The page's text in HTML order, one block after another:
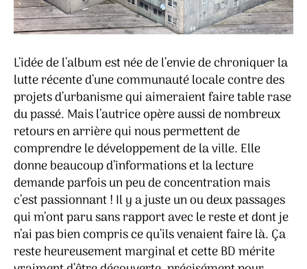
L’idée de l’album est née de l’envie de chroniquer la
lutte récente d’une communauté locale contre des
projets d’urbanisme qui aimeraient faire table rase
du passé. Mais l’autrice opère aussi de nombreux
retours en arrière qui nous permettent de
comprendre le développement de la ville. Elle
donne beaucoup d’informations et la lecture
demande parfois un peu de concentration mais
c’est passionnant ! Il y a juste un ou deux passages
qui m’ont paru sans rapport avec le reste et dont je
n’ai pas bien compris ce qu’ils venaient faire là. Ça
reste heureusement marginal et cette BD mérite